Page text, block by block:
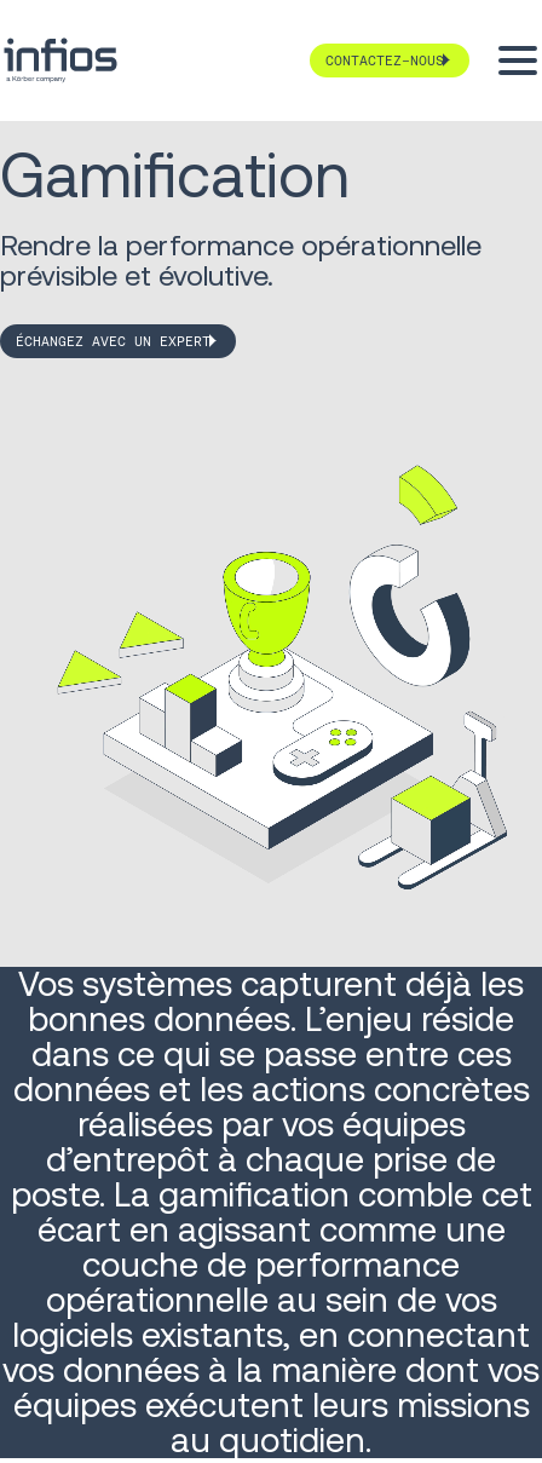
CONTACTEZ-NOUS
Gamification
Rendre la performance opérationnelle
prévisible et évolutive.
ÉCHANGEZ AVEC UN EXPERT
Vos systèmes capturent déjà les
bonnes données. L’enjeu réside
dans ce qui se passe entre ces
données et les actions concrètes
réalisées par vos équipes
d’entrepôt à chaque prise de
poste. La gamification comble cet
écart en agissant comme une
couche de performance
opérationnelle au sein de vos
logiciels existants, en connectant
vos données à la manière dont vos
équipes exécutent leurs missions
au quotidien.